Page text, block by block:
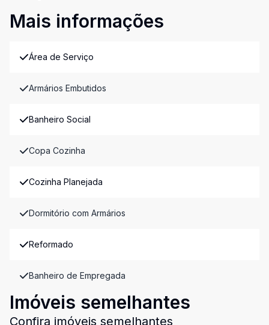
Mais informações
Área de Serviço
Armários Embutidos
Banheiro Social
Copa Cozinha
Cozinha Planejada
Dormitório com Armários
Reformado
Banheiro de Empregada
Imóveis semelhantes
Confira imóveis semelhantes